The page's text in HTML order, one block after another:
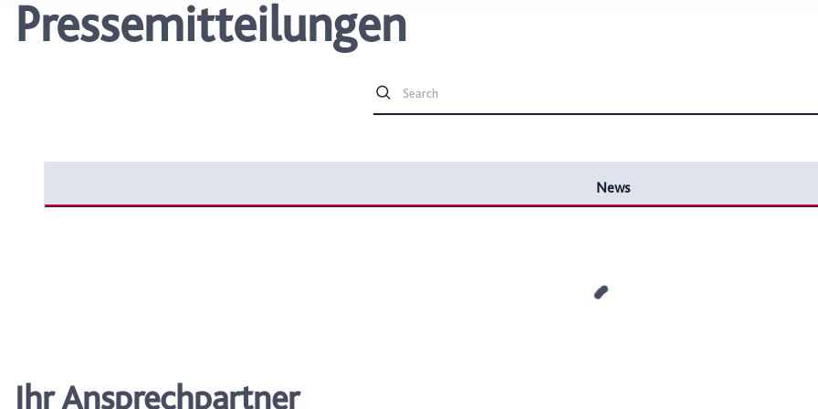
wählen, stehen Ihnen möglicherweise einige Funktionen der Website nicht mehr zur
können Ihre Einwilligung jederzeit mit Wirkung für die Zukunft in unserer
durch Anklicken des Datenschutz-Symbols am Ende der Seite widerrufen.
Pressemitteilungen
News
Ihr Ansprechpartner